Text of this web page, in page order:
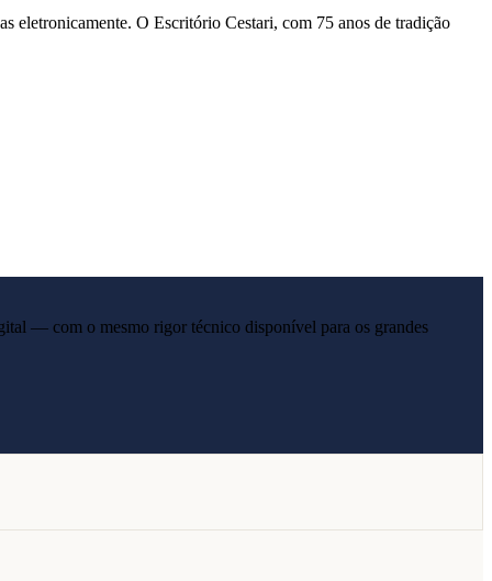
eletronicamente. O Escritório Cestari, com 75 anos de tradição
— com o mesmo rigor técnico disponível para os grandes